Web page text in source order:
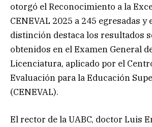
otorgó el Reconocimiento a la
CENEVAL 2025 a 245 egresadas y
distinción destaca los resultados
obtenidos en el Examen General
Licenciatura, aplicado por el
Evaluación para la Educación
(CENEVAL).
El rector de la UABC, doctor Luis